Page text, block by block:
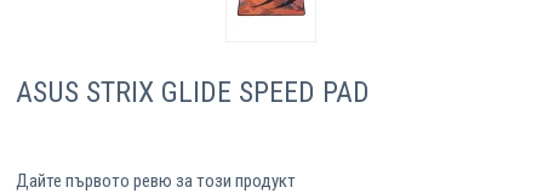
ASUS STRIX GLIDE SPEED PAD
Дайте първото ревю за този продукт